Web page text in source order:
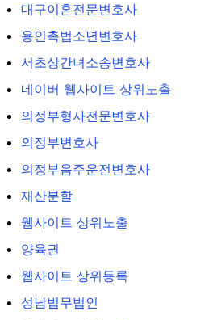
대구이혼전문변호사
용인촉법소년변호사
서초상간녀소송변호사
네이버 웹사이트 상위노출
의정부형사전문변호사
의정부변호사
의정부음주운전변호사
재산분할
웹사이트 상위노출
양육권
웹사이트 상위등록
성남법무법인